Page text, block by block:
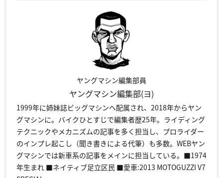
ヤングマシン編集部員
ヤングマシン編集部(ヨ)
1999年に姉妹誌ビッグマシンへ配属され、2018年からヤン
グマシンに。バイクひとすじで編集者歴25年。ライディング
テクニックやメカニズムの記事を多く担当し、プロライダー
のインプレ起こし（聞き書きによる代筆）も多数。WEBヤン
グマシンでは新車系の記事をメインに担当している。■1974
年生まれ ■ネイティブ足立区民 ■愛車:2013 MOTOGUZZI V7